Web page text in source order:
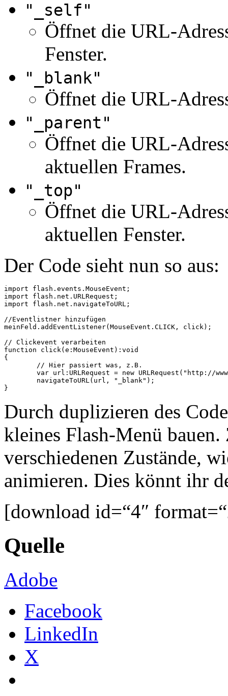
"_self"
Öffnet die URL-
Fenster.
"_blank"
Öffnet die URL-
"_parent"
Öffnet die URL-
aktuellen Frames.
"_top"
Öffnet die URL-
aktuellen Fenster.
Der Code sieht nun so aus:
import flash.events.MouseEvent;
import flash.net.URLRequest;
import flash.net.navigateToURL;
//Eventlistner hinzufügen
meinFeld.addEventListener(MouseEvent.CLICK, click);
// Clickevent verarbeiten
function click(e:MouseEvent):void
{
Durch duplizieren des
kleines Flash-Menü
verschiedenen Zustände,
animieren. Dies könnt ihr
[download id=“4″
Quelle
Adobe
Facebook
LinkedIn
X